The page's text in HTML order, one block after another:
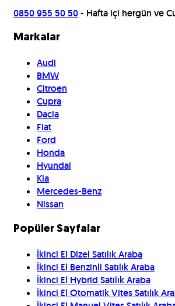
0850 955 50 50- Hafta içi hergün ve
Markalar
Audi
BMW
Citroen
Cupra
Dacia
Fiat
Ford
Honda
Hyundai
Kia
Mercedes-Benz
Nissan
Popüler Sayfalar
İkinci El Dizel Satılık Araba
İkinci El Benzinli Satılık Araba
İkinci El Hybrid Satılık Araba
İkinci El Otomatik Vites Satılık